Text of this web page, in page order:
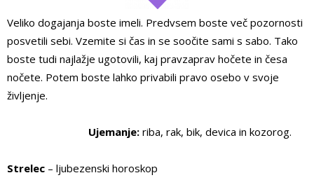
Veliko dogajanja boste imeli. Predvsem boste več pozornosti
posvetili sebi. Vzemite si čas in se soočite sami s sabo. Tako
boste tudi najlažje ugotovili, kaj pravzaprav hočete in česa
nočete. Potem boste lahko privabili pravo osebo v svoje
življenje.
Ujemanje: riba, rak, bik, devica in kozorog.
Strelec – ljubezenski horoskop